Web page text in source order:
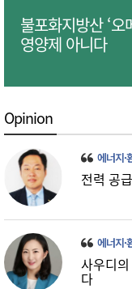
11:15
이쯤되면 ‘내홍위
10:59
“9억주 폭탄 버텼
23% 폭등, 바닥
불포화지방산 ‘
영양제 아니다
Opinion
에너지·
전력 공
에너지·
사우디
다